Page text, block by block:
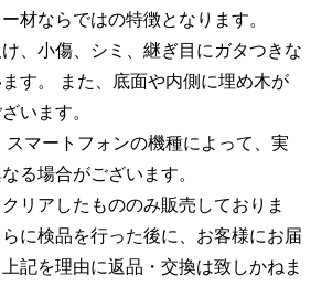
材ならではの特徴となります。
、小傷、シミ、継ぎ目にガタつきな
す。 また、底面や内側に埋め木が
います。
スマートフォンの機種によって、実
る場合がございます。
リアしたもののみ販売しておりま
に検品を行った後に、お客様にお届
記を理由に返品・交換は致しかねま